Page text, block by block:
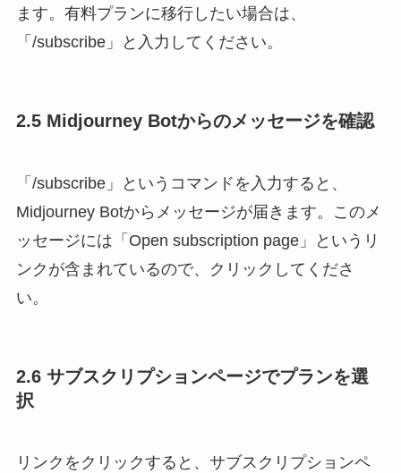
ます。有料プランに移行したい場合は、
「/subscribe」と入力してください。
2.5 Midjourney Botからのメッセージを確認
「/subscribe」というコマンドを入力すると、
Midjourney Botからメッセージが届きます。このメ
ッセージには「Open subscription page」というリ
ンクが含まれているので、クリックしてくださ
い。
2.6 サブスクリプションページでプランを選
択
リンクをクリックすると、サブスクリプションペ